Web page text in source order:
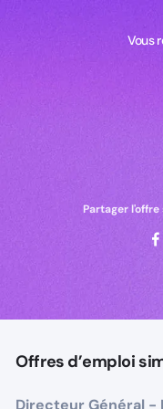
Vous
Vous
Partager l'offre
Offres d’emploi
Directeur Général -